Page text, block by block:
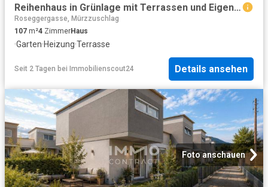
Reihenhaus in Grünlage mit Terrassen und Eigengarten!
Roseggergasse, Mürzzuschlag
107 m²4 ZimmerHaus
·Garten·Heizung·Terrasse
Seit 2 Tagen bei Immobilienscout24 Details ansehen
Foto anschauen